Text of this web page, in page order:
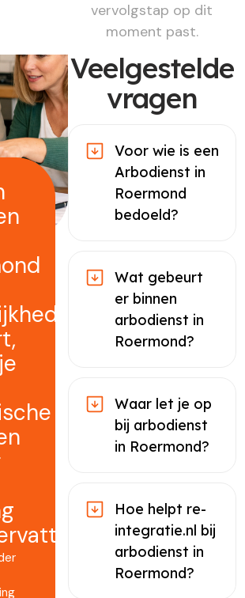
vervolgstap op dit
moment past.
Veelgestelde
vragen
Voor wie is een
Arbodienst in
Roermond
bedoeld?
Wat gebeurt
er binnen
arbodienst in
Roermond?
Waar let je op
bij arbodienst
in Roermond?
Hoe helpt re-
integratie.nl bij
arbodienst in
Roermond?